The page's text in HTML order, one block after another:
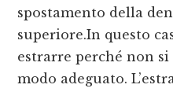
spostamento della
superiore.In questo
estrarre perché non
modo adeguato.